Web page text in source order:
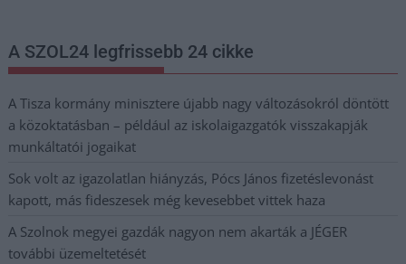
A SZOL24 legfrissebb 24 cikke
A Tisza kormány minisztere újabb nagy változásokról döntött
a közoktatásban – például az iskolaigazgatók visszakapják
munkáltatói jogaikat
Sok volt az igazolatlan hiányzás, Pócs János fizetéslevonást
kapott, más fideszesek még kevesebbet vittek haza
A Szolnok megyei gazdák nagyon nem akarták a JÉGER
további üzemeltetését